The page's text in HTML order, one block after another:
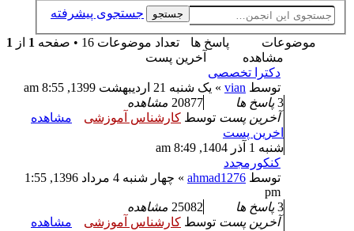
جستجو جستجوی پیشرفته
تعداد موضوعات 16 • صفحه 1 از 1 موضوعات
پاسخ ها
مشاهده
آخرین پست
دکترا تخصصی
توسط vian » یک شنبه 21 اردیبهشت 1399, 8:55 am
3 پاسخ ها 20877 مشاهده
آخرین پست توسط کارشناس آموزشی
مشاهده
اخرین پست
شنبه 1 آذر 1404, 8:49 am
کنکورمجدد
توسط ahmad1276
» چهار شنبه 4 مرداد 1396, 1:55
pm
3 پاسخ ها 25082 مشاهده
آخرین پست توسط کارشناس آموزشی
مشاهده